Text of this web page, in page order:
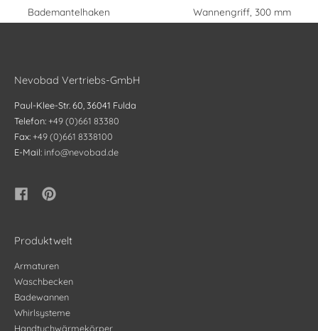
Bademantelhaken Wannengriff, 300 mm
Nevobad Vertriebs-GmbH
Paul-Klee-Str. 60, 36041 Fulda
Telefon:+49 (0)661 83380
Fax:+49 (0)661 8338100
E-Mail: info@nevobad.de
Produktwelt
Armaturen
Waschbecken
Badewannen
Whirlsysteme
Handtuchwärmekörper